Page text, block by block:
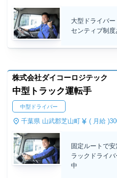
大型ドライバ
センティブ制
株式会社ダイコーロジテック
中型トラック運転手
中型ドライバー
千葉県 山武郡芝山町 ( 月給 )
固定ルートで
ラックドライ
中